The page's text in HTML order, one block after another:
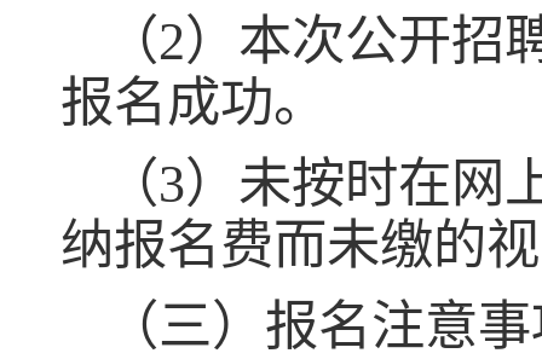
（2）本次公开招
报名成功。
（3）未按时在网
纳报名费而未缴的
（三）报名注意